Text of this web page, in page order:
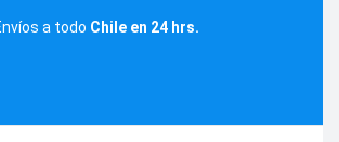
a todo Chile en 24 hrs.